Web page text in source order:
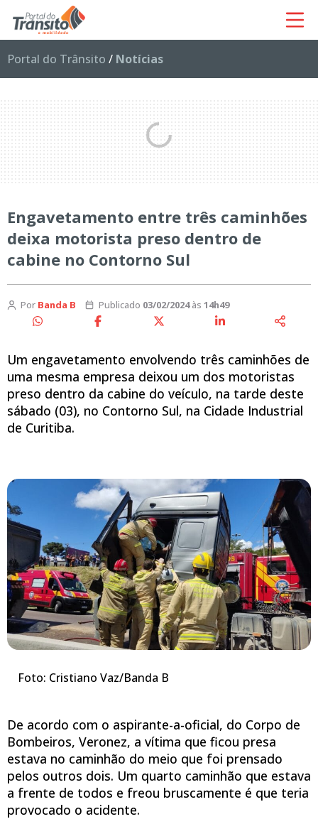
Portal do Trânsito / Notícias
Engavetamento entre três caminhões
deixa motorista preso dentro de
cabine no Contorno Sul
Por Banda B Publicado 03/02/2024às 14h49
Um engavetamento envolvendo três caminhões de
uma mesma empresa deixou um dos motoristas
preso dentro da cabine do veículo, na tarde deste
sábado (03), no Contorno Sul, na Cidade Industrial
de Curitiba.
Foto: Cristiano Vaz/Banda B
De acordo com o aspirante-a-oficial, do Corpo de
Bombeiros, Veronez, a vítima que ficou presa
estava no caminhão do meio que foi prensado
pelos outros dois. Um quarto caminhão que estava
a frente de todos e freou bruscamente é que teria
provocado o acidente.